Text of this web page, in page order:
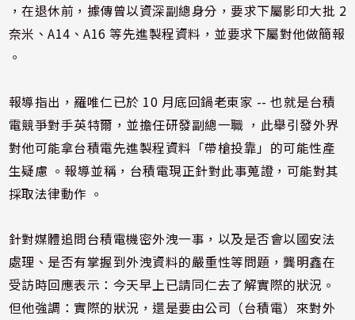
，在退休前，據傳曾以資深副總身分，要求下屬影印大批 2
奈米、A14、A16 等先進製程資料，並要求下屬對他做簡報
。
報導指出，羅唯仁已於 10 月底回鍋老東家 -- 也就是台積
電競爭對手英特爾，並擔任研發副總一職 ，此舉引發外界
對他可能拿台積電先進製程資料「帶槍投靠」的可能性產
生疑慮 。報導並稱，台積電現正針對此事蒐證，可能對其
採取法律動作 。
針對媒體追問台積電機密外洩一事，以及是否會以國安法
處理、是否有掌握到外洩資料的嚴重性等問題，龔明鑫在
受訪時回應表示：今天早上已請同仁去了解實際的狀況。
但他強調：實際的狀況，還是要由公司（台積電）來對外